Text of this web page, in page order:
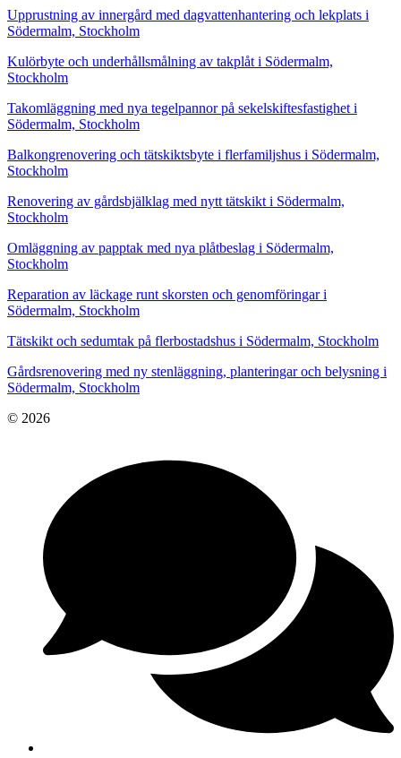
Upprustning av innergård med dagvattenhantering och lekplats i
Södermalm, Stockholm
Kulörbyte och underhållsmålning av takplåt i Södermalm,
Stockholm
Takomläggning med nya tegelpannor på sekelskiftesfastighet i
Södermalm, Stockholm
Balkongrenovering och tätskiktsbyte i flerfamiljshus i Södermalm,
Stockholm
Renovering av gårdsbjälklag med nytt tätskikt i Södermalm,
Stockholm
Omläggning av papptak med nya plåtbeslag i Södermalm,
Stockholm
Reparation av läckage runt skorsten och genomföringar i
Södermalm, Stockholm
Tätskikt och sedumtak på flerbostadshus i Södermalm, Stockholm
Gårdsrenovering med ny stenläggning, planteringar och belysning i
Södermalm, Stockholm
© 2026